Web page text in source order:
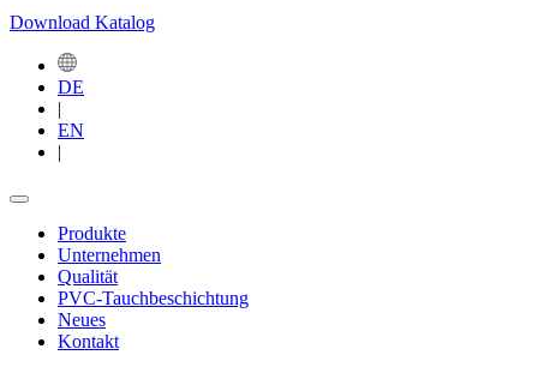
Download Katalog
DE
|
EN
|
Produkte
Unternehmen
Qualität
PVC-Tauchbeschichtung
Neues
Kontakt